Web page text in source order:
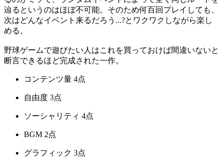
辿るというのはほぼ不可能。そのため何百回プレイしても、
次はどんなイベント来るだろう...?とワクワクしながら楽し
める。
野球ゲームで遊びたい人はこれを買っておけば間違いないと
断言できるほど完成された一作。
コンテンツ量 4点
自由度 3点
ソーシャリティ 4点
BGM 2点
グラフィック 3点